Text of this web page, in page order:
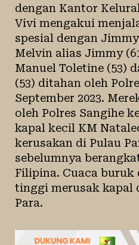
dengan Kantor
Vivi mengakui
spesial dengan
Melvin alias Jimmy
Manuel Toletine (53)
(53) ditahan oleh
September 2023.
oleh Polres Sangihe
kapal kecil KM
kerusakan di Pulau
sebelumnya
Filipina. Cuaca buruk
tinggi merusak kapal
Para.